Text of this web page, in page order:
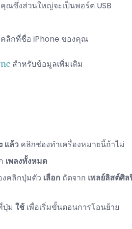
ณซึ่งส่วนใหญ่จะเป็นพอร์ต USB
ลิกที่ชื่อ iPhone ของคุณ
สำหรับข้อมูลเพิ่มเติม
แล้ว คลิกช่องทำเครื่องหมายนี้ถ้าไม่
เพลงทั้งหมด
งคลิกปุ่มตัว เลือก ถัดจาก เพลย์ลิสต์ศิ
ปุ่ม ใช้ เพื่อเริ่มขั้นตอนการโอนย้าย